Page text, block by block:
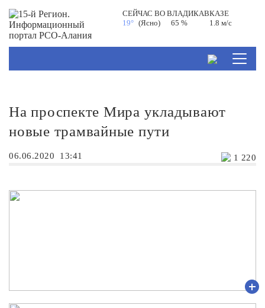
СЕЙЧАС ВОВЛАДИКАВКАЗЕ
19° (Ясно) 65 % 1.8 м/с
На проспекте Мира укладывают
новые трамвайные пути
06.06.2020 13:41 1 220